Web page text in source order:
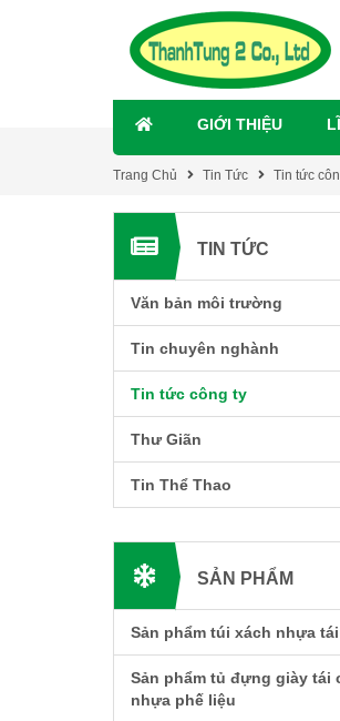
GIỚI THIỆU
Trang Chủ Tin Tức Tin tức
TIN TỨC
Văn bản môi trường
Tin chuyên nghành
Tin tức công ty
Thư Giãn
Tin Thể Thao
SẢN PHẨM
Sản phẩm túi xách nhựa
Sản phẩm tủ đựng giày tái
nhựa phế liệu